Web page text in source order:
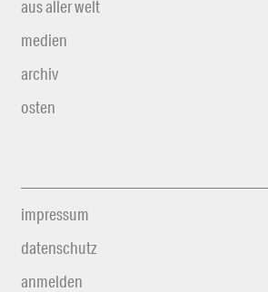
aus aller welt
medien
archiv
osten
impressum
datenschutz
anmelden